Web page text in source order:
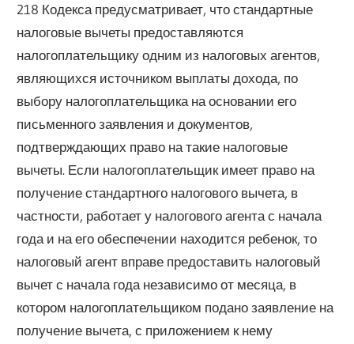
218 Кодекса предусматривает, что стандартные
налоговые вычеты предоставляются
налогоплательщику одним из налоговых агентов,
являющихся источником выплаты дохода, по
выбору налогоплательщика на основании его
письменного заявления и документов,
подтверждающих право на такие налоговые
вычеты. Если налогоплательщик имеет право на
получение стандартного налогового вычета, в
частности, работает у налогового агента с начала
года и на его обеспечении находится ребенок, то
налоговый агент вправе предоставить налоговый
вычет с начала года независимо от месяца, в
котором налогоплательщиком подано заявление на
получение вычета, с приложением к нему